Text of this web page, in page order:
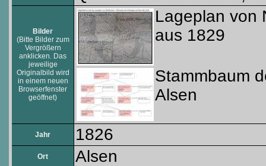
Bilder
(Bitte Bilder zum
Vergrößern
anklicken. Das
jeweilige
Originalbild wird
in einem neuen
Browserfenster
geöffnet)
Lageplan von
aus 1829
Stammbaum
Alsen
Jahr 1826
Ort Alsen